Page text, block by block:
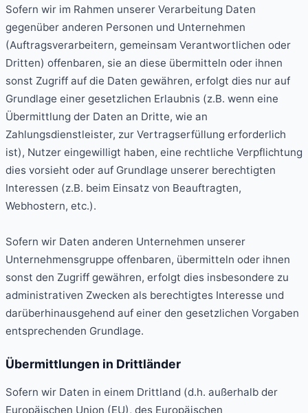
Sofern wir im Rahmen unserer Verarbeitung Daten
gegenüber anderen Personen und Unternehmen
(Auftragsverarbeitern, gemeinsam Verantwortlichen oder
Dritten) offenbaren, sie an diese übermitteln oder ihnen
sonst Zugriff auf die Daten gewähren, erfolgt dies nur auf
Grundlage einer gesetzlichen Erlaubnis (z.B. wenn eine
Übermittlung der Daten an Dritte, wie an
Zahlungsdienstleister, zur Vertragserfüllung erforderlich
ist), Nutzer eingewilligt haben, eine rechtliche Verpflichtung
dies vorsieht oder auf Grundlage unserer berechtigten
Interessen (z.B. beim Einsatz von Beauftragten,
Webhostern, etc.).
Sofern wir Daten anderen Unternehmen unserer
Unternehmensgruppe offenbaren, übermitteln oder ihnen
sonst den Zugriff gewähren, erfolgt dies insbesondere zu
administrativen Zwecken als berechtigtes Interesse und
darüberhinausgehend auf einer den gesetzlichen Vorgaben
entsprechenden Grundlage.
Übermittlungen in Drittländer
Sofern wir Daten in einem Drittland (d.h. außerhalb der
Europäischen Union (EU), des Europäischen